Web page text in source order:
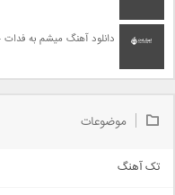
دانلود آهنگ میشم به
موضوعات
تک آهنگ